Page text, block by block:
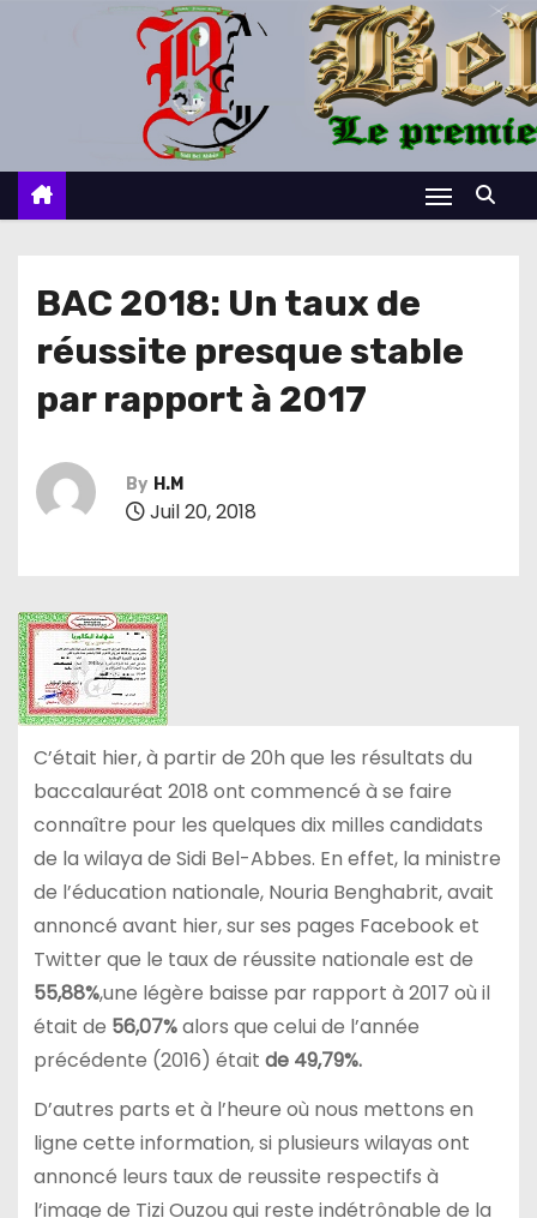
c
BAC 2018: Un taux de
réussite presque stable
par rapport à 2017
By H.M
Juil 20, 2018
C’était hier, à partir de 20h que les résultats du
baccalauréat 2018 ont commencé à se faire
connaître pour les quelques dix milles candidats
de la wilaya de Sidi Bel-Abbes. En effet, la ministre
de l’éducation nationale, Nouria Benghabrit, avait
annoncé avant hier, sur ses pages Facebook et
Twitter que le taux de réussite nationale est de
55,88%,une légère baisse par rapport à 2017 où il
était de 56,07%alors que celui de l’année
précédente (2016) était de 49,79%.
D’autres parts et à l’heure où nous mettons en
ligne cette information, si plusieurs wilayas ont
annoncé leurs taux de reussite respectifs à
l’image de Tizi Ouzou qui reste indétrônable de la